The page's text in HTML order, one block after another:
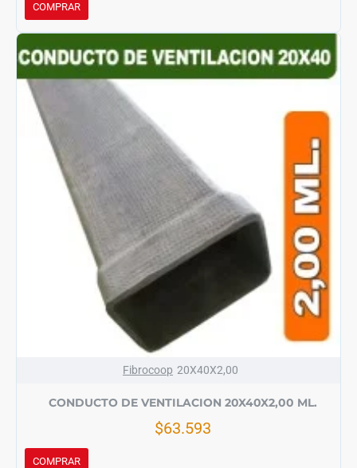
COMPRAR
Fibrocoop 20X40X2,00
CONDUCTO DE VENTILACION 20X40X2,00 ML.
$63.593
COMPRAR